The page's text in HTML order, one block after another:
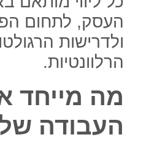
העסק, לתחום
ולדרישות
הרלוונטיות.
מה מייחד
העבודה